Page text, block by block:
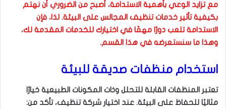
مع تزايد الوعي بأهمية الاستدامة، أصبح من الضروري أن نهتم
بكيفية تأثير خدمات تنظيف المجالس على البيئة. لذا، فإن
الاستدامة تلعب دورًا مهمًا في اختيارك للخدمات المقدمة لك،
وهذا ما سنستعرضه في هذا القسم.
استخدام منظفات صديقة للبيئة
تعتبر المنظفات القابلة للتحلل وذات المكونات الطبيعية خيارًا
مثاليًا للحفاظ على البيئة. عند اختيار شركة تنظيف، تأكد من: